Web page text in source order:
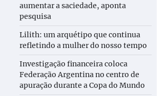
aumentar a saciedade, aponta
pesquisa
Lilith: um arquétipo que continua
refletindo a mulher do nosso tempo
Investigação financeira coloca
Federação Argentina no centro de
apuração durante a Copa do Mundo